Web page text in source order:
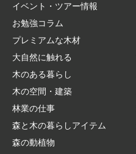
イベント・ツアー情報
お勉強コラム
プレミアムな木材
大自然に触れる
木のある暮らし
木の空間・建築
林業の仕事
森と木の暮らしアイテム
森の動植物